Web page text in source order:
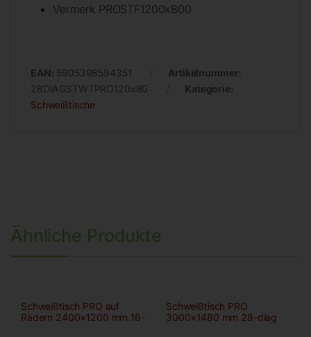
Vermerk PROSTF1200x800
EAN: 5905398594351
Artikelnummer:
28DIAGSTWTPRO120x80
Kategorie:
Schweißtische
Ähnliche Produkte
Schweißtisch PRO auf
Rädern 2400×1200 mm 16-
Schweißtisch PRO
3000×1480 mm 28-diag